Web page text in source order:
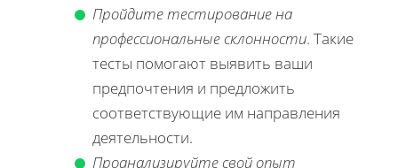
Пройдите тестирование на
профессиональные склонности. Такие
тесты помогают выявить ваши
предпочтения и предложить
соответствующие им направления
деятельности.
Проанализируйте свой опыт